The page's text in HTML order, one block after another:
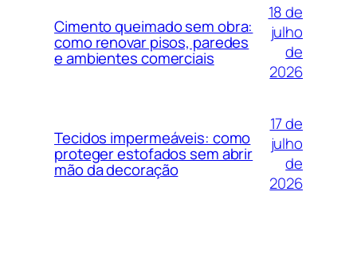
Cimento queimado sem obra:
como renovar pisos, paredes
e ambientes comerciais
18 de
julho
de
2026
Tecidos impermeáveis: como
proteger estofados sem abrir
mão da decoração
17 de
julho
de
2026